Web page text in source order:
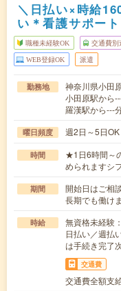
＼日払い×時給
い＊看護サポート
職種未経験OK 交通費別
WEB登録OK 派遣
勤務地
神奈川県小田
小田原駅から
羅漢駅から---
曜日頻度 週2日～5日
時間
★1日6時間～
められますシ
期間
開始日はご
長期でも働け
時給
無資格未経
日払い／週払
は手続き完了
交通費
交通費全額支